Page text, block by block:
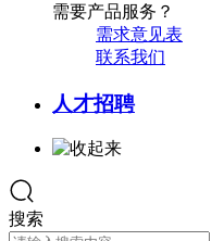
需要产品服务？
需求意见表
联系我们
人才招聘
搜索